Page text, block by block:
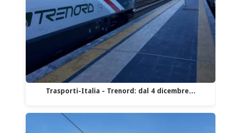
Trasporti-Italia - Trenord: dal 4 dicembre…